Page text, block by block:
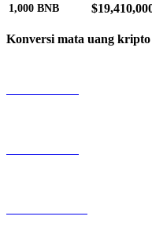
1,000 BNB
Konversi mata uang